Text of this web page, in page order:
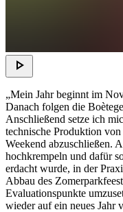
„Mein Jahr beginnt im
Danach folgen die
Anschließend setze ich
technische Produktion
Weekend abzuschließen.
hochkrempeln und dafür
erdacht wurde, in der
Abbau des
Evaluationspunkte
wieder auf ein neues Jahr